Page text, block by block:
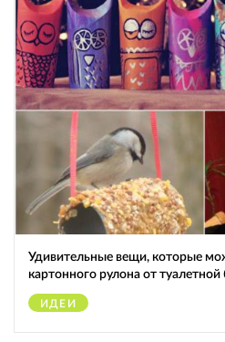
Удивительные вещи, которые
картонного рулона от туалетной
ИДЕИ